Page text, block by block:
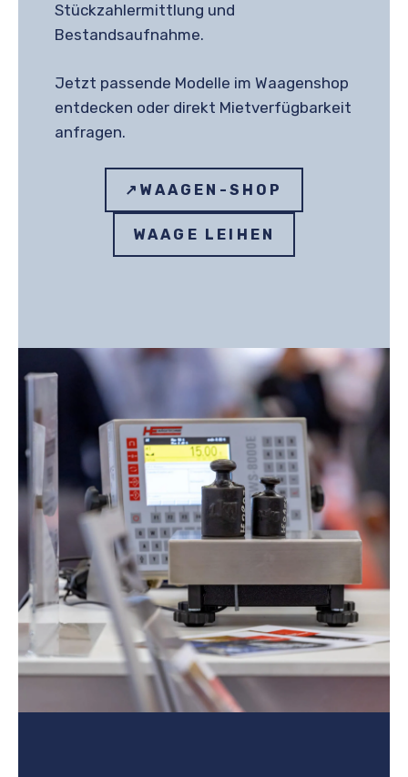
Stückzahlermittlung und
Bestandsaufnahme.
Jetzt passende Modelle im Waagenshop
entdecken oder direkt Mietverfügbarkeit
anfragen.
↗WAAGEN-SHOP
WAAGE LEIHEN